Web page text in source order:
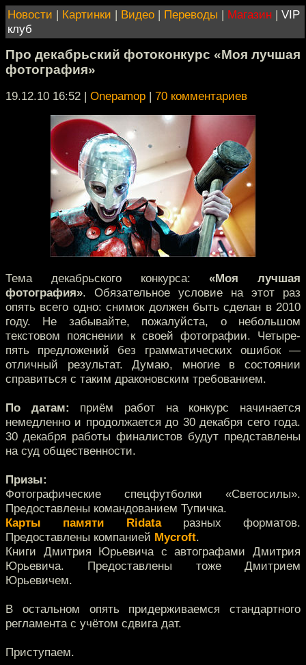
Новости | Картинки | Видео | Переводы | Магазин | VIP
клуб
Про декабрьский фотоконкурс «Моя лучшая
фотография»
19.12.10 16:52 | Onepamop | 70 комментариев
Тема декабрьского конкурса:«Моя лучшая
фотография». Обязательное условие на этот раз
опять всего одно: снимок должен быть сделан в 2010
году. Не забывайте, пожалуйста, о небольшом
текстовом пояснении к своей фотографии. Четыре-
пять предложений без грамматических ошибок —
отличный результат. Думаю, многие в состоянии
справиться с таким драконовским требованием.
По датам: приём работ на конкурс начинается
немедленно и продолжается до 30 декабря сего года.
30 декабря работы финалистов будут представлены
на суд общественности.
Призы:
Фотографические спецфутболки «Светосилы».
Предоставлены командованием Тупичка.
Карты памяти Ridataразных форматов.
Предоставлены компанией Mycroft.
Книги Дмитрия Юрьевича с автографами Дмитрия
Юрьевича. Предоставлены тоже Дмитрием
Юрьевичем.
В остальном опять придерживаемся стандартного
регламента с учётом сдвига дат.
Приступаем.